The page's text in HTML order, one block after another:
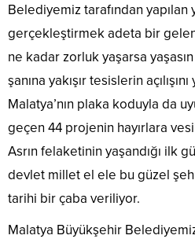
Belediyemiz tarafından yapılan
gerçekleştirmek adeta bir
ne kadar zorluk yaşarsa
şanına yakışır tesislerin
Malatya’nın plaka koduyla da
geçen 44 projenin hayırlara
Asrın felaketinin yaşandığı ilk
devlet millet el ele bu güzel
tarihi bir çaba veriliyor.
Malatya Büyükşehir